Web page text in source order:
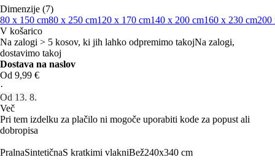
Dimenzije (7)
80 x 150 cm80 x 250 cm120 x 170 cm140 x 200 cm160 x 230 cm200
V košarico
Na zalogi > 5 kosov, ki jih lahko odpremimo takojNa zalogi,
dostavimo takoj
Dostava na naslov
Od 9,99 €
·
Od 13. 8.
Več
Pri tem izdelku za plačilo ni mogoče uporabiti kode za popust ali
dobropisa
PralnaSintetičnaS kratkimi vlakniBež240x340 cm